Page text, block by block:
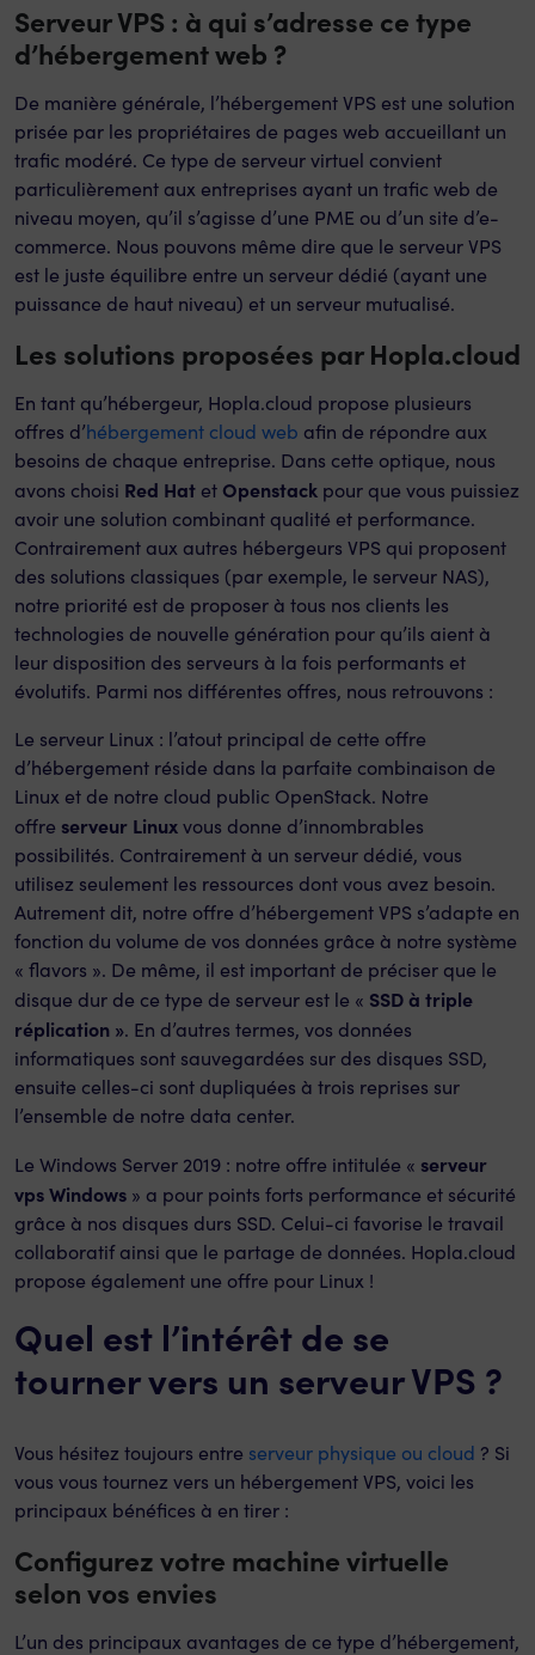
Serveur VPS : à qui s’adresse ce type
d’hébergement web ?
De manière générale, l’hébergement VPS est une solution
prisée par les propriétaires de pages web accueillant un
trafic modéré. Ce type de serveur virtuel convient
particulièrement aux entreprises ayant un trafic web de
niveau moyen, qu’il s’agisse d’une PME ou d’un site d’e-
commerce. Nous pouvons même dire que le serveur VPS
est le juste équilibre entre un serveur dédié (ayant une
puissance de haut niveau) et un serveur mutualisé.
Les solutions proposées par Hopla.cloud
En tant qu’hébergeur, Hopla.cloud propose plusieurs
offres d’hébergement cloud web afin de répondre aux
besoins de chaque entreprise. Dans cette optique, nous
avons choisi Red Hat et Openstack pour que vous puissiez
avoir une solution combinant qualité et performance.
Contrairement aux autres hébergeurs VPS qui proposent
des solutions classiques (par exemple, le serveur NAS),
notre priorité est de proposer à tous nos clients les
technologies de nouvelle génération pour qu’ils aient à
leur disposition des serveurs à la fois performants et
évolutifs. Parmi nos différentes offres, nous retrouvons :
Le serveur Linux : l’atout principal de cette offre
d’hébergement réside dans la parfaite combinaison de
Linux et de notre cloud public OpenStack. Notre
offre serveur Linuxvous donne d’innombrables
possibilités. Contrairement à un serveur dédié, vous
utilisez seulement les ressources dont vous avez besoin.
Autrement dit, notre offre d’hébergement VPS s’adapte en
fonction du volume de vos données grâce à notre système
« flavors ». De même, il est important de préciser que le
disque dur de ce type de serveur est le « SSD à triple
réplication ». En d’autres termes, vos données
informatiques sont sauvegardées sur des disques SSD,
ensuite celles-ci sont dupliquées à trois reprises sur
l’ensemble de notre data center.
Le Windows Server 2019 : notre offre intitulée « serveur
vps Windows » a pour points forts performance et sécurité
grâce à nos disques durs SSD. Celui-ci favorise le travail
collaboratif ainsi que le partage de données. Hopla.cloud
propose également une offre pour Linux !
Quel est l’intérêt de se
tourner vers un serveur VPS ?
Vous hésitez toujours entre serveur physique ou cloud ? Si
vous vous tournez vers un hébergement VPS, voici les
principaux bénéfices à en tirer :
Configurez votre machine virtuelle
selon vos envies
L’un des principaux avantages de ce type d’hébergement,